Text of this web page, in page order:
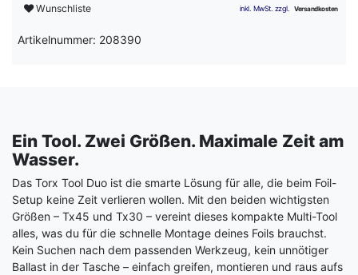
Wunschliste
Artikelnummer: 208390
Ein Tool. Zwei Größen. Maximale Zeit am
Wasser.
Das Torx Tool Duo ist die smarte Lösung für alle, die beim Foil-
Setup keine Zeit verlieren wollen. Mit den beiden wichtigsten
Größen – Tx45 und Tx30 – vereint dieses kompakte Multi-Tool
alles, was du für die schnelle Montage deines Foils brauchst.
Kein Suchen nach dem passenden Werkzeug, kein unnötiger
Ballast in der Tasche – einfach greifen, montieren und raus aufs